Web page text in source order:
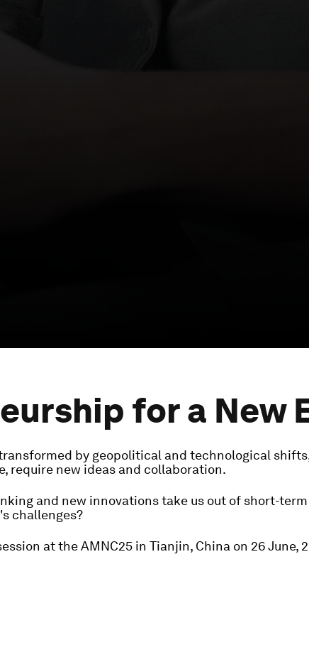
for a New
by geopolitical and technological
require new ideas and collaboration.
and new innovations take us out of short-term
challenges?
at the AMNC25 in Tianjin, China on 26 June,